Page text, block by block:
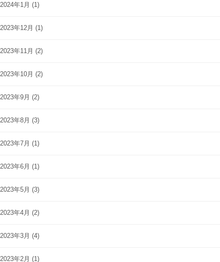
2024年1月 (1)
2023年12月 (1)
2023年11月 (2)
2023年10月 (2)
2023年9月 (2)
2023年8月 (3)
2023年7月 (1)
2023年6月 (1)
2023年5月 (3)
2023年4月 (2)
2023年3月 (4)
2023年2月 (1)